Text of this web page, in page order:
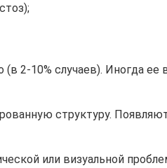
2-10% случаев). Иногда
структуру.
или визуальной